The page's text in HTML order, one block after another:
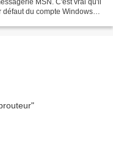
du compte Windows